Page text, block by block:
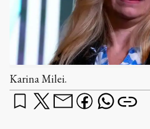
Karina Milei.